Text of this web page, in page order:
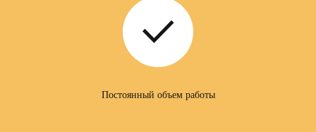
Постоянный объем работы
8-965-089-38-69
Работа в г.Сосновый Бор
(Ленинградская обл.) и
Татьяна